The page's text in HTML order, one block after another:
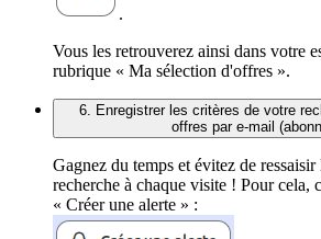
.
Vous les retrouverez ainsi dans votre
rubrique « Ma sélection d'offres ».
6. Enregistrer les critères de votre
offres par e-mail
Gagnez du temps et évitez de
recherche à chaque visite ! Pour cela,
« Créer une alerte » :